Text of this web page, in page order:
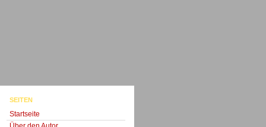
SEITEN
Startseite